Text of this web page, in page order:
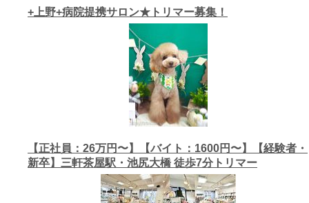
+上野+病院提携サロン★トリマー募集！
【正社員：26万円〜】【バイト：1600円〜】【経験者・
新卒】三軒茶屋駅・池尻大橋 徒歩7分トリマー